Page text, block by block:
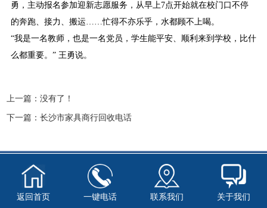
勇，主动报名参加迎新志愿服务，从早上7点开始就在校门口不停
的奔跑、接力、搬运……忙得不亦乐乎，水都顾不上喝。
“我是一名教师，也是一名党员，学生能平安、顺利来到学校，比什
么都重要。” 王勇说。
上一篇：没有了！
下一篇：长沙市家具商行回收电话
返回首页 一键电话 联系我们 关于我们